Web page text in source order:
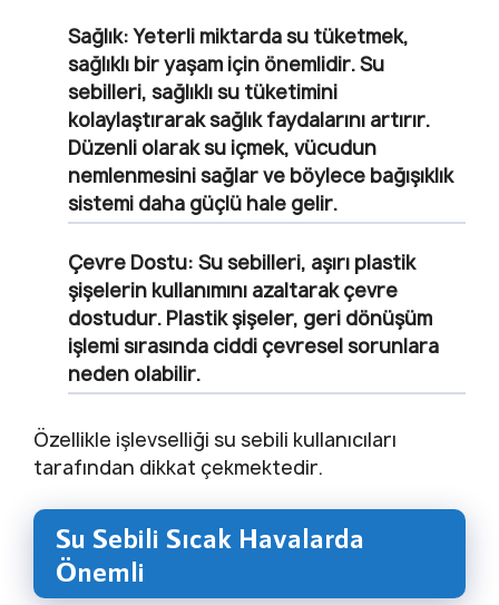
Sağlık: Yeterli miktarda su tüketmek,
sağlıklı bir yaşam için önemlidir. Su
sebilleri, sağlıklı su tüketimini
kolaylaştırarak sağlık faydalarını artırır.
Düzenli olarak su içmek, vücudun
nemlenmesini sağlar ve böylece bağışıklık
sistemi daha güçlü hale gelir.
Çevre Dostu: Su sebilleri, aşırı plastik
şişelerin kullanımını azaltarak çevre
dostudur. Plastik şişeler, geri dönüşüm
işlemi sırasında ciddi çevresel sorunlara
neden olabilir.
Özellikle işlevselliği su sebili kullanıcıları
tarafından dikkat çekmektedir.
Su Sebili Sıcak Havalarda
Önemli